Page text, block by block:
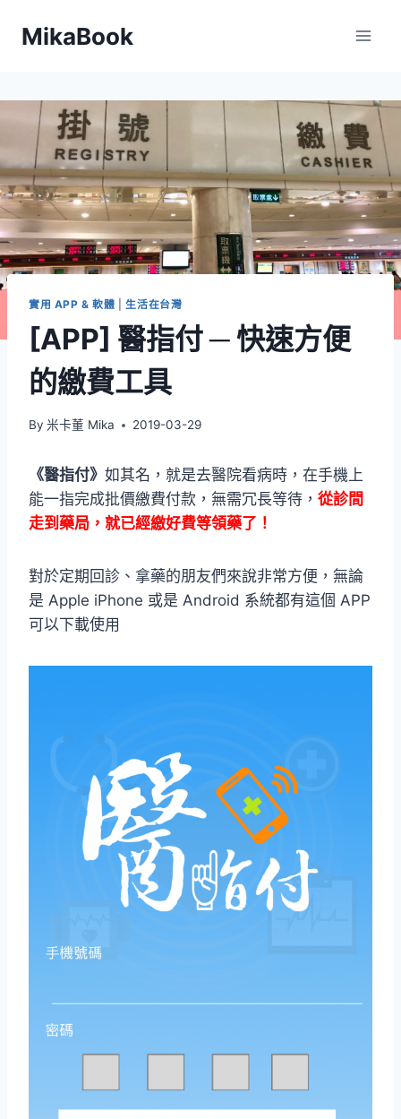
MikaBook
實用 APP & 軟體 |生活在台灣
[APP] 醫指付 ─ 快速方便
的繳費工具
By 米卡董 Mika 2019-03-29
《醫指付》 如其名，就是去醫院看病時，在手機上
能一指完成批價繳費付款，無需冗長等待， 從診間
走到藥局，就已經繳好費等領藥了！
對於定期回診、拿藥的朋友們來說非常方便，無論
是 Apple iPhone 或是 Android 系統都有這個 APP
可以下載使用